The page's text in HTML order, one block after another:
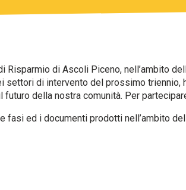
di Ascoli Piceno, nell’ambito
di intervento del prossimo triennio,
della nostra comunità. Per
ed i documenti prodotti nell’ambito